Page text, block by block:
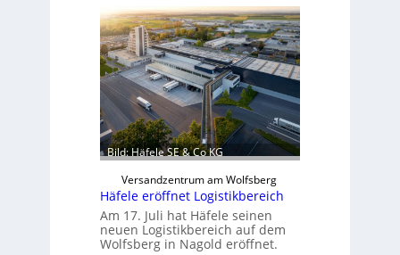
s
c
h
i
n
e
n
b
a
u
d
i
g
i
t
Bild: Häfele SE & Co KG
Versandzentrum am Wolfsberg
Häfele eröffnet Logistikbereich
Am 17. Juli hat Häfele seinen
neuen Logistikbereich auf dem
Wolfsberg in Nagold eröffnet.